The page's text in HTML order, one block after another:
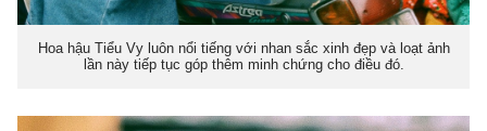
Hoa hậu Tiểu Vy luôn nổi tiếng với nhan sắc xinh đẹp và loạt ảnh
lần này tiếp tục góp thêm minh chứng cho điều đó.